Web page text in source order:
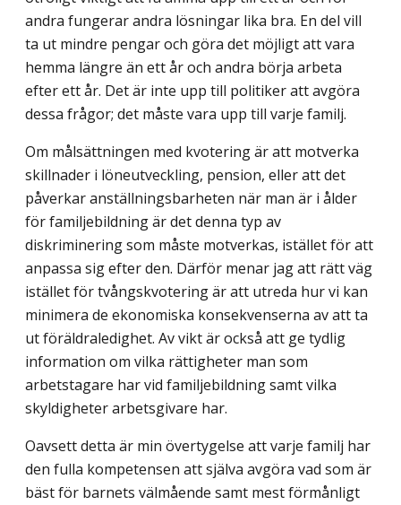
andra fungerar andra lösningar lika bra. En del vill
ta ut mindre pengar och göra det möjligt att vara
hemma längre än ett år och andra börja arbeta
efter ett år. Det är inte upp till politiker att avgöra
dessa frågor; det måste vara upp till varje familj.
Om målsättningen med kvotering är att motverka
skillnader i löneutveckling, pension, eller att det
påverkar anställningsbarheten när man är i ålder
för familjebildning är det denna typ av
diskriminering som måste motverkas, istället för att
anpassa sig efter den. Därför menar jag att rätt väg
istället för tvångskvotering är att utreda hur vi kan
minimera de ekonomiska konsekvenserna av att ta
ut föräldraledighet. Av vikt är också att ge tydlig
information om vilka rättigheter man som
arbetstagare har vid familjebildning samt vilka
skyldigheter arbetsgivare har.
Oavsett detta är min övertygelse att varje familj har
den fulla kompetensen att själva avgöra vad som är
bäst för barnets välmående samt mest förmånligt